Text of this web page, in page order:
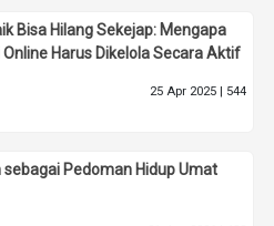
Bisa Hilang Sekejap: Mengapa
Online Harus Dikelola Secara Aktif
25 Apr 2025 | 544
sebagai Pedoman Hidup Umat